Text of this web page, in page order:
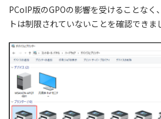
PCoIP版のGPOの影響を受けることなく
トは制限されていないことを確認できま